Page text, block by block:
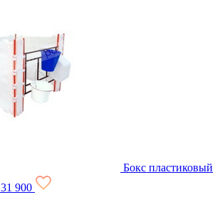
Бокс пластиковый
31 900